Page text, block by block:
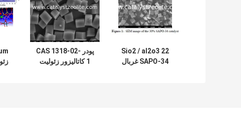
Sio2 / al2o3 22
SAPO-34 غربال
پودر CAS 1318-02-
1 کاتالیزور زئولیت